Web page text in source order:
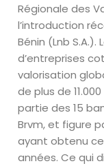
Régionale des
l’introduction
Bénin (Lnb
d’entreprises
valorisation
de plus de
partie des 15
Brvm, et figure
ayant obtenu
années. Ce qui